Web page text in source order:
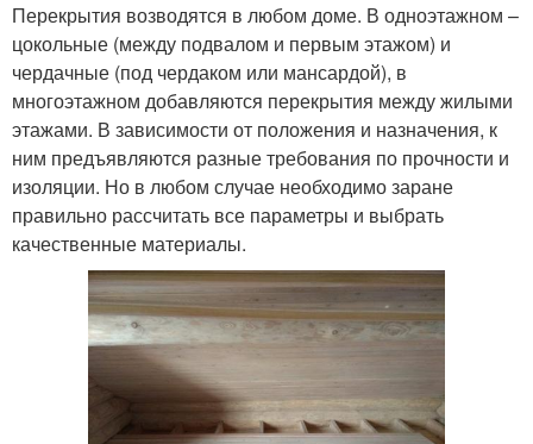
Перекрытия возводятся в любом доме. В одноэтажном –
цокольные (между подвалом и первым этажом) и
чердачные (под чердаком или мансардой), в
многоэтажном добавляются перекрытия между жилыми
этажами. В зависимости от положения и назначения, к
ним предъявляются разные требования по прочности и
изоляции. Но в любом случае необходимо заране
правильно рассчитать все параметры и выбрать
качественные материалы.